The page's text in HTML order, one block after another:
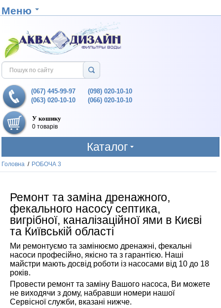
Меню
(067) 445-99-97
(063) 020-10-10
(098) 020-10-10
(066) 020-10-10
У кошику
0 товарів
Каталог
Головна / РОБОЧА 3
Ремонт та заміна дренажного,
фекального насосу септика,
вигрібної, каналізаційної ями в Києві
та Київській області
Ми ремонтуємо та замінюємо дренажні, фекальні
насоси професійно, якісно та з гарантією. Наші
майстри мають досвід роботи із насосами від 10 до 18
років.
Провести ремонт та заміну Вашого насоса, Ви можете
не виходячи з дому, набравши номери нашої
Сервісної служби, вказані нижче.